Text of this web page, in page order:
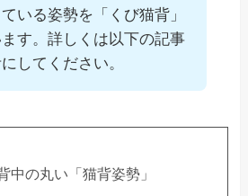
いる姿勢を「くび猫背」
ます。詳しくは以下の記事
してください。
中の丸い「猫背姿勢」